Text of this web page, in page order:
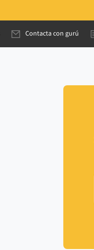
Contacta con gurú